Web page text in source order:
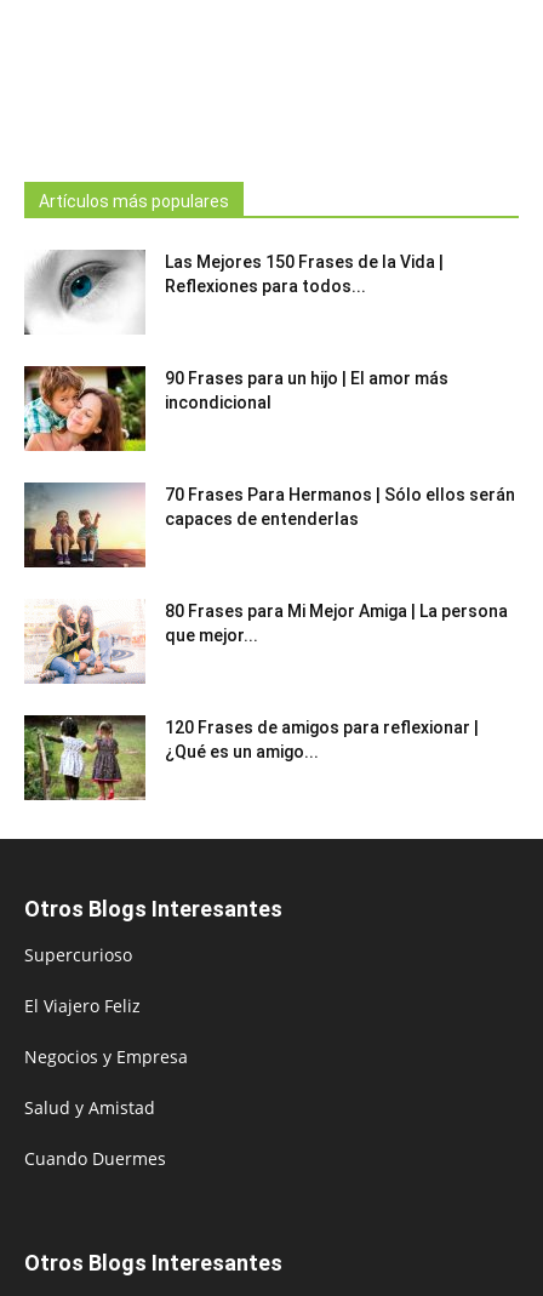
Artículos más populares
Las Mejores 150 Frases de la Vida |
Reflexiones para todos...
90 Frases para un hijo | El amor más
incondicional
70 Frases Para Hermanos | Sólo ellos serán
capaces de entenderlas
80 Frases para Mi Mejor Amiga | La persona
que mejor...
120 Frases de amigos para reflexionar |
¿Qué es un amigo...
Otros Blogs Interesantes
Supercurioso
El Viajero Feliz
Negocios y Empresa
Salud y Amistad
Cuando Duermes
Otros Blogs Interesantes